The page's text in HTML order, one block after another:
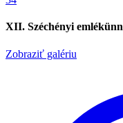
XII. Széchényi
Zobraziť galériu